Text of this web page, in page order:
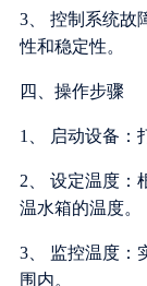
3、 控制系统故
性和稳定性。
四、操作步骤
1、 启动设备：
2、 设定温度：
温水箱的温度。
3、 监控温度：
围内。